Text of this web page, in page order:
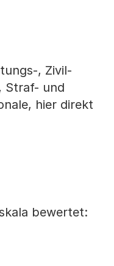
, Zivil-
Straf- und
hier direkt
bewertet: